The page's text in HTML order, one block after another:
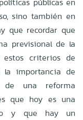
sino también en
que recordar que
previsional de la
estos criterios de
importancia de
una reforma
que hoy es una
y que hay un